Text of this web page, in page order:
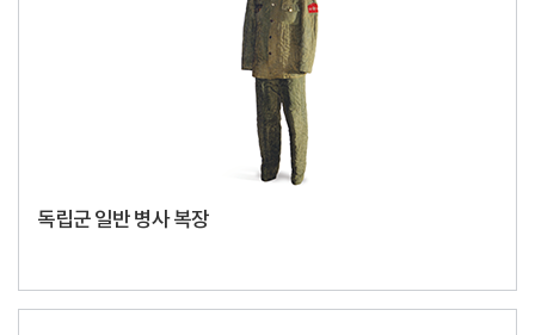
독립군 일반 병사 복장